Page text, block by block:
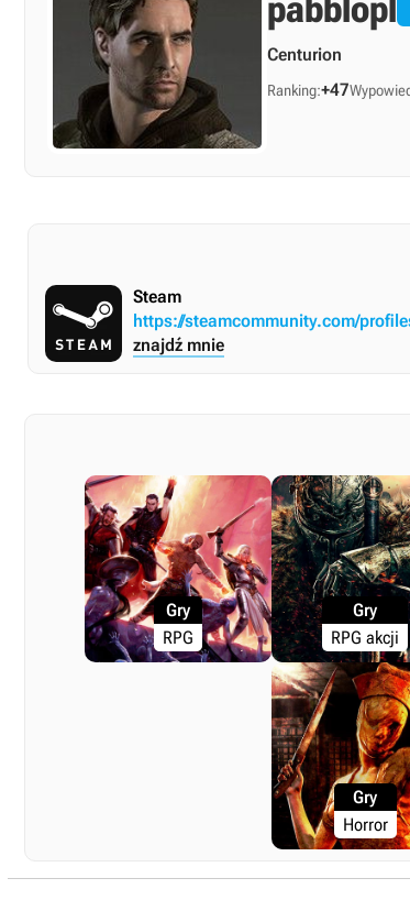
Centurion
Ranking:+47
Steam
https://steamcommunity.com/
znajdź mnie
Gry
RPG
Gry
RPG akcji
Gry
Horror